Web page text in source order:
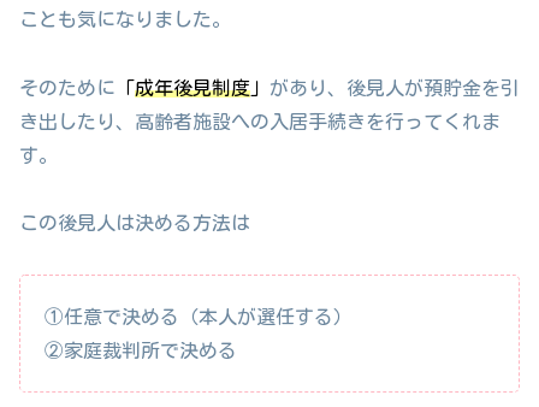
ことも気になりました。
そのために 「成年後見制度 」 があり、後見人が預貯金を引
き出したり、高齢者施設への入居手続きを行ってくれま
す。
この後見人は決める方法は
①任意で決める（本人が選任する）
②家庭裁判所で決める